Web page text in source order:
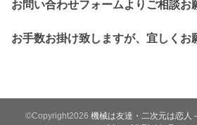
お問い合わせフォームよりご相談お
お手数お掛け致しますが、宜しくお
©Copyright2026 機械は友達・二次元は恋人